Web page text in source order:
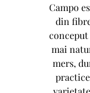
Campo
din
conceput
mai
mers,